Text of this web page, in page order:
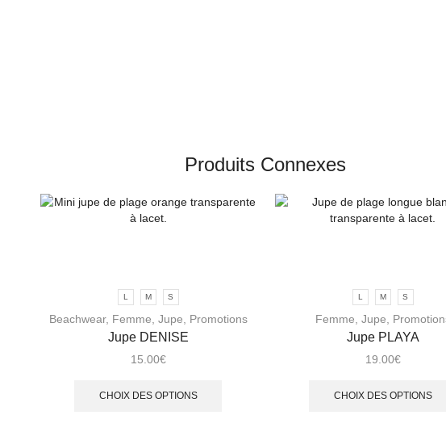
Produits Connexes
L M S
Beachwear, Femme Jupe Promotions
Jupe DENISE
15.00€
CHOIX DES OPTIONS
L M S
Femme Jupe
Jupe PLAYA
19.00€
CHOIX DES OPTIONS